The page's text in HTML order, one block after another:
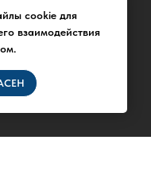
cookie для
взаимодействия